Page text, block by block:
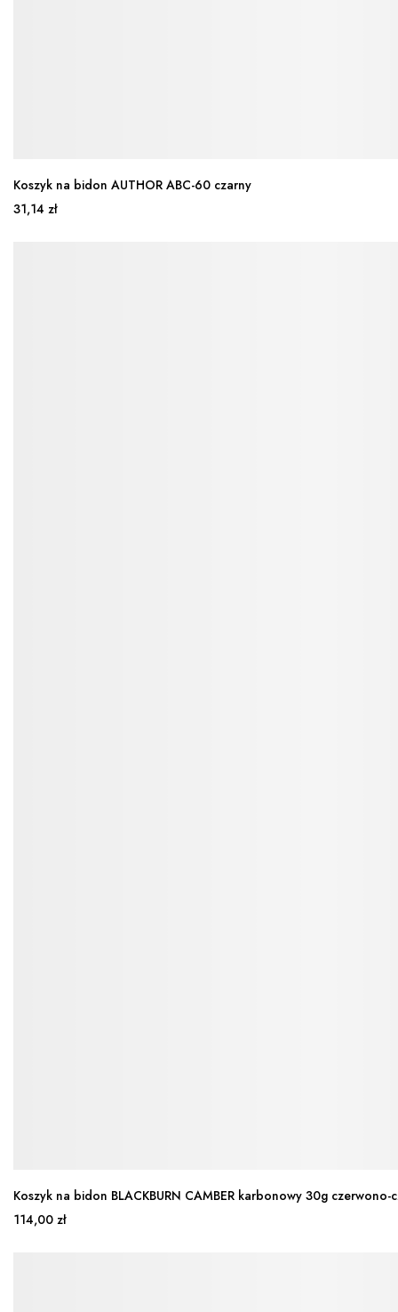
Koszyk na bidon AUTHOR ABC-60 czarny
31,14 zł
Koszyk na bidon BLACKBURN CAMBER karbonowy 30g czerwono-
114,00 zł